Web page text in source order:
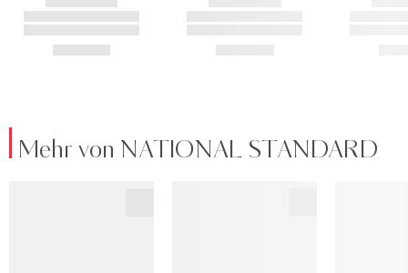
Mehr von NATIONAL STANDARD